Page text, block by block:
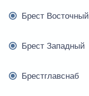
Брест Восточный
Брест Западный
Брестглавснаб